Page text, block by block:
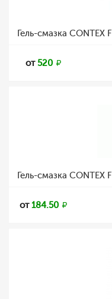
Гель-смазка
от520
Гель-смазка
от184.50